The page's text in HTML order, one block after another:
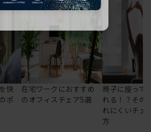
快
ポ
在宅ワークにおすすめ
のオフィスチェア5選
椅子に座って
れる！？その
れにくいチェ
方